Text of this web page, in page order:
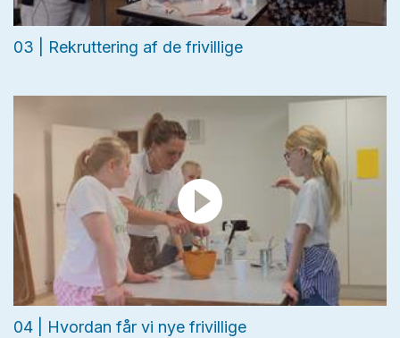
03 | Rekruttering af de frivillige
04 | Hvordan får vi nye frivillige